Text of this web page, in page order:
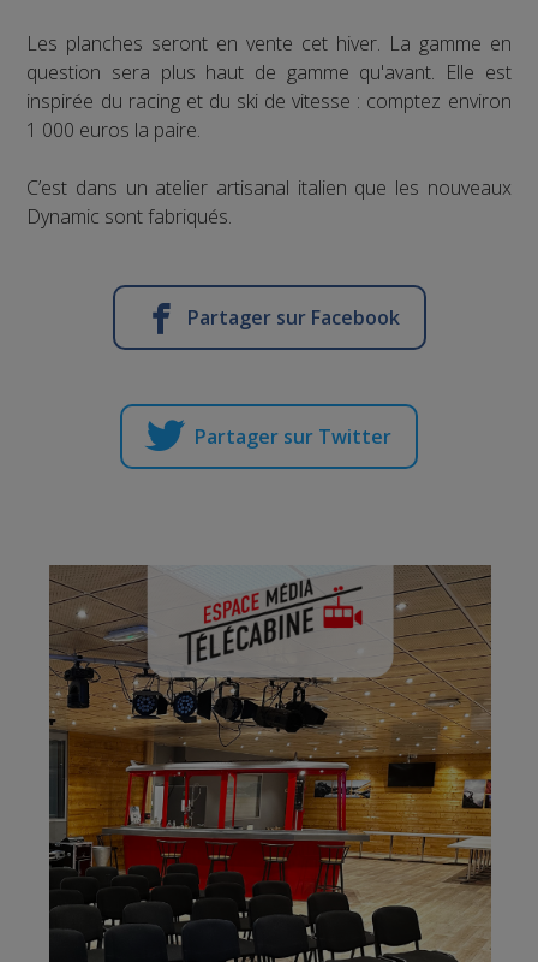
Les planches seront en vente cet hiver. La gamme en
question sera plus haut de gamme qu'avant. Elle est
inspirée du racing et du ski de vitesse : comptez environ
1 000 euros la paire.
C’est dans un atelier artisanal italien que les nouveaux
Dynamic sont fabriqués.
Partager sur Facebook
Partager sur Twitter